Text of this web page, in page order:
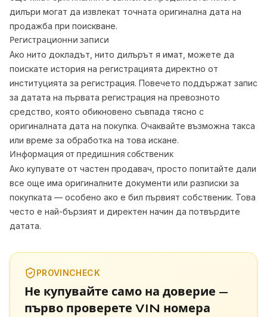
дилъри могат да извлекат точната оригинална дата на
продажба при поискване.
Регистрационни записи
Ако нито докладът, нито дилърът я имат, можете да
поискате история на регистрацията директно от
институцията за регистрация. Повечето поддържат запис
за датата на първата регистрация на превозното
средство, която обикновено съвпада тясно с
оригиналната дата на покупка. Очаквайте възможна такса
или време за обработка на това искане.
Информация от предишния собственик
Ако купувате от частен продавач, просто попитайте дали
все още има оригиналните документи или разписки за
покупката — особено ако е бил първият собственик. Това
често е най-бързият и директен начин да потвърдите
датата.
PROVINCHECK
Не купувайте само на доверие —
първо проверете VIN номера